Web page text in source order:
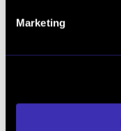
Marketing